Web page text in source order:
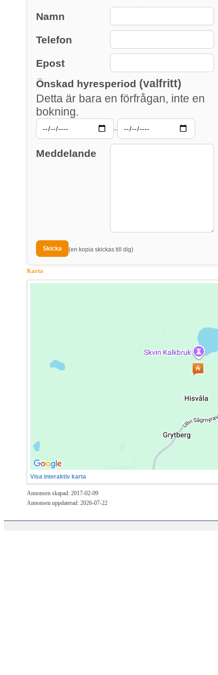
Namn
Telefon
Epost
Önskad hyresperiod (valfritt)
Detta är bara en förfrågan, inte en
bokning.
–
Meddelande
(en kopia skickas till dig)
Karta
Visa interaktiv karta
Annonsen skapad: 2017-02-09
Annonsen uppdaterad: 2026-07-22